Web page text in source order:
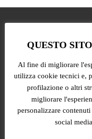
Via Corso Matteotti 59
Arzignano (VI), 36071
P. IVA 04150560243
QUESTO
Al fine di migliorare
utilizza cookie tecnici e,
profilazione o altri
migliorare
personalizzare
social